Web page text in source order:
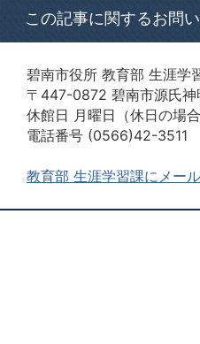
この記事に関するお問
碧南市役所 教育部 生涯学
〒447-0872 碧南市源氏
休館日 月曜日（休日の場
電話番号 (0566)42-3511
教育部 生涯学習課にメー